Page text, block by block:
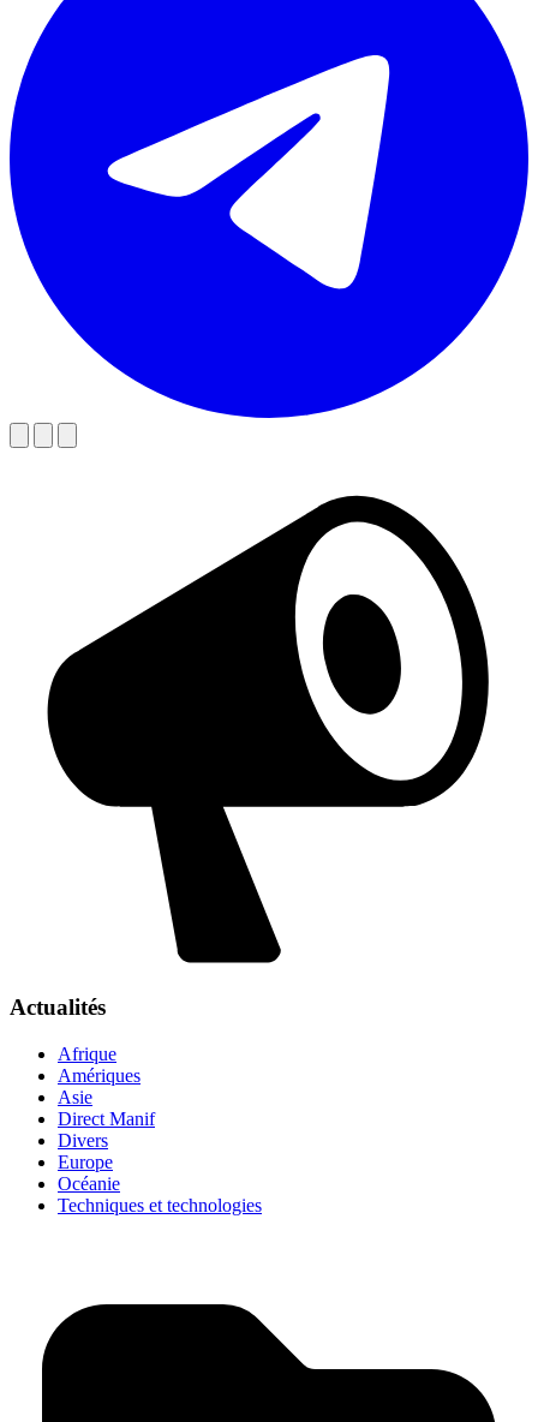
Actualités
Afrique
Amériques
Asie
Direct Manif
Divers
Europe
Océanie
Techniques et technologies